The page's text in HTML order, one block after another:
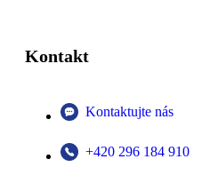
Kontakt
Kontaktujte nás
+420 296 184 910